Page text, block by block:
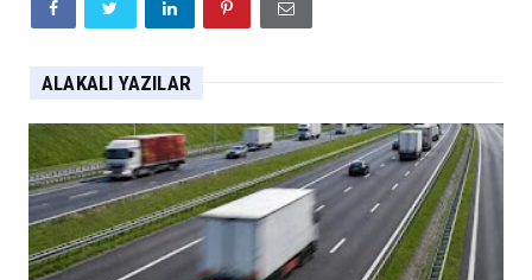
ALAKALI YAZILAR